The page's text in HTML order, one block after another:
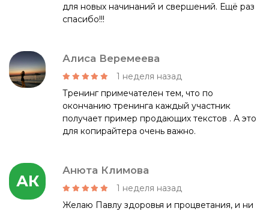
для новых начинаний и свершений. Ещё раз
спасибо!!!
Алиса Веремеева
1 неделя назад
Тренинг примечателен тем, что по
окончанию тренинга каждый участник
получает пример продающих текстов . А это
для копирайтера очень важно.
АК
Анюта Климова
1 неделя назад
Желаю Павлу здоровья и процветания, и ни